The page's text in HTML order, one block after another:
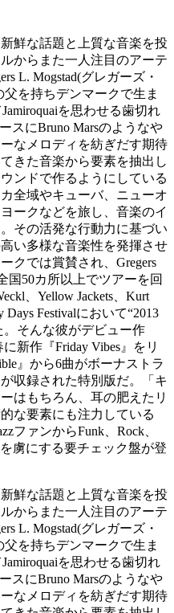
鮮な話題と上質な音楽を投
からまた一人注目のアーテ
L. Mogstad(グレガーズ・
を持ちデンマークで生ま
を思わせる歯切れ
スにBruno Marsのようなや
なメロディを紡ぎだす期待
きた音楽から要素を抽出し
ンドで作るようにしている
全域やキューバ、ニューオ
ークなどを旅し、音楽のイ
その活発な行動力に基づい
い多様な音楽性を発揮させ
クでは賞賛され、Gregers
国50カ所以上でツアーを回
、Yellow Jackets、Kurt
Days Festivalにおいて“2013
。そんな彼がデビュー作
に新作『Friday Vibes』をリ
』から6曲がボーナストラ
収録された特別版だ。「キ
はもちろん、耳の肥えたリ
な要素にも注力している
ファンからFunk、Rock、
虜にする要チェック盤が登
鮮な話題と上質な音楽を投
からまた一人注目のアーテ
L. Mogstad(グレガーズ・
を持ちデンマークで生ま
を思わせる歯切れ
スにBruno Marsのようなや
なメロディを紡ぎだす期待